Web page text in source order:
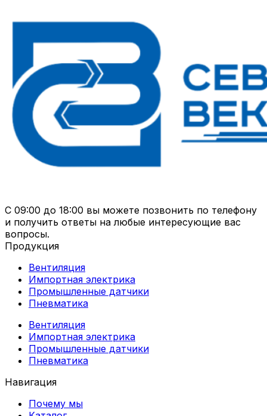
С 09:00 до 18:00 вы можете позвонить по телефону
и получить ответы на любые интересующие вас
вопросы.
Продукция
Вентиляция
Импортная электрика
Промышленные датчики
Пневматика
Вентиляция
Импортная электрика
Промышленные датчики
Пневматика
Навигация
Почему мы